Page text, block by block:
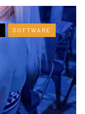
SOFTWARE